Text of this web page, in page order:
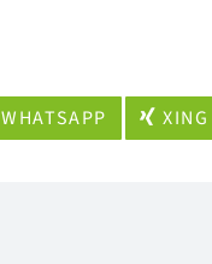
WHATSAPP XING